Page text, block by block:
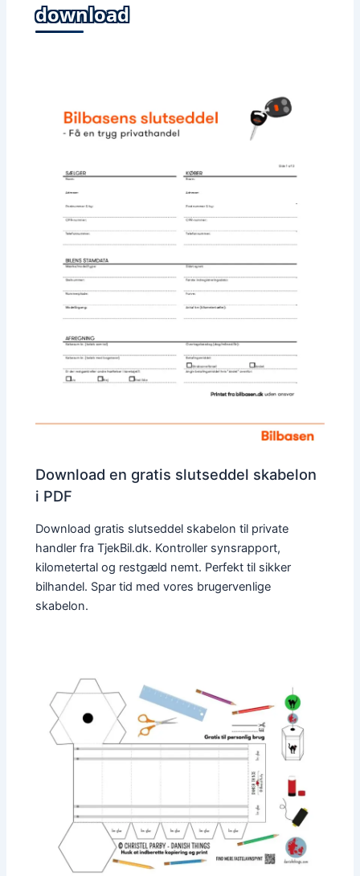
download
Download en gratis slutseddel skabelon
i PDF
Download gratis slutseddel skabelon til private
handler fra TjekBil.dk. Kontroller synsrapport,
kilometertal og restgæld nemt. Perfekt til sikker
bilhandel. Spar tid med vores brugervenlige
skabelon.